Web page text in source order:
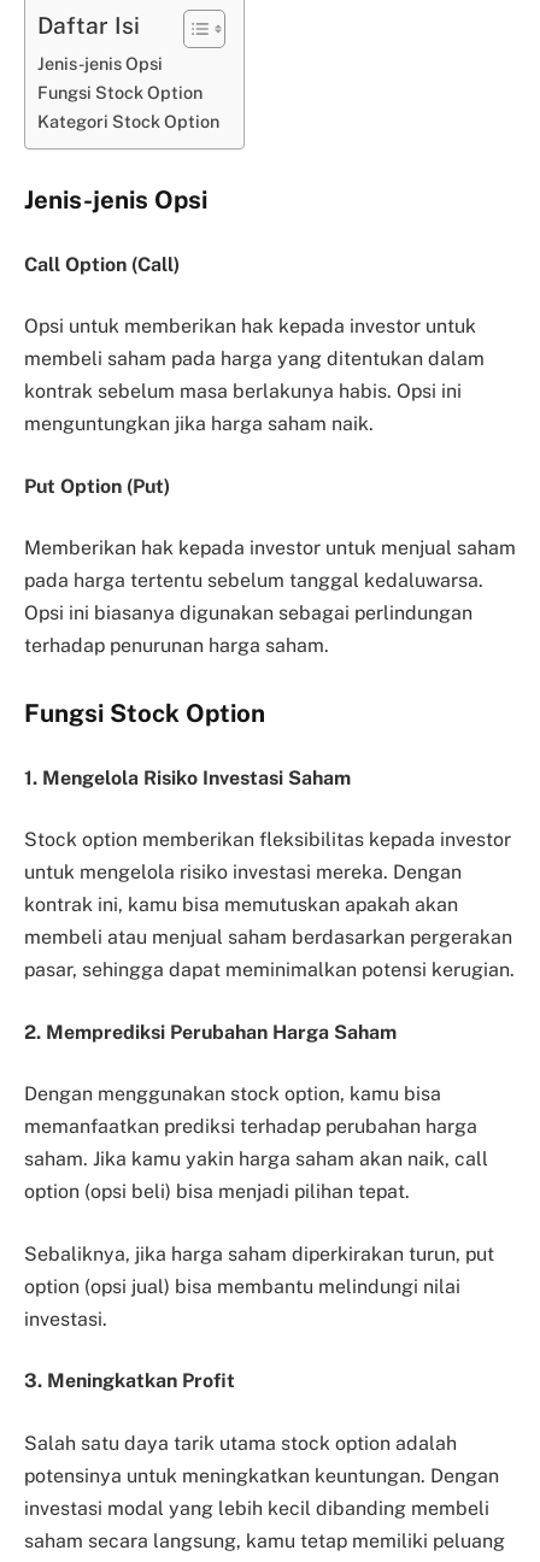
Daftar Isi
Jenis-jenis Opsi
Fungsi Stock Option
Kategori Stock Option
Jenis-jenis Opsi
Call Option (Call)
Opsi untuk memberikan hak kepada investor untuk
membeli saham pada harga yang ditentukan dalam
kontrak sebelum masa berlakunya habis. Opsi ini
menguntungkan jika harga saham naik.
Put Option (Put)
Memberikan hak kepada investor untuk menjual saham
pada harga tertentu sebelum tanggal kedaluwarsa.
Opsi ini biasanya digunakan sebagai perlindungan
terhadap penurunan harga saham.
Fungsi Stock Option
1. Mengelola Risiko Investasi Saham
Stock option memberikan fleksibilitas kepada investor
untuk mengelola risiko investasi mereka. Dengan
kontrak ini, kamu bisa memutuskan apakah akan
membeli atau menjual saham berdasarkan pergerakan
pasar, sehingga dapat meminimalkan potensi kerugian.
2. Memprediksi Perubahan Harga Saham
Dengan menggunakan stock option, kamu bisa
memanfaatkan prediksi terhadap perubahan harga
saham. Jika kamu yakin harga saham akan naik, call
option (opsi beli) bisa menjadi pilihan tepat.
Sebaliknya, jika harga saham diperkirakan turun, put
option (opsi jual) bisa membantu melindungi nilai
investasi.
3. Meningkatkan Profit
Salah satu daya tarik utama stock option adalah
potensinya untuk meningkatkan keuntungan. Dengan
investasi modal yang lebih kecil dibanding membeli
saham secara langsung, kamu tetap memiliki peluang